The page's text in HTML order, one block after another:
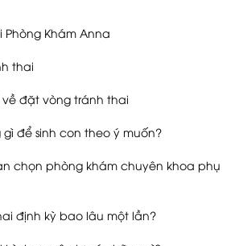
Khám Anna
thai
đặt vòng tránh thai
để sinh con theo ý muốn?
chọn phòng khám chuyên khoa phụ
định kỳ bao lâu một lần?